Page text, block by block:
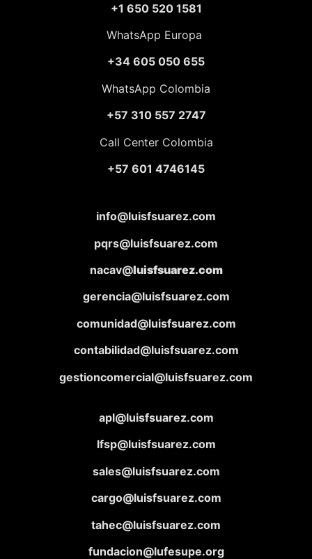
+1 650 520 1581
WhatsApp Europa
+34 605 050 655
WhatsApp Colombia
+57 310 557 2747
Call Center Colombia
+57 601 4746145
info@luisfsuarez.com
pqrs@luisfsuarez.com
nacav@luisfsuarez.com
gerencia@luisfsuarez.com
comunidad@luisfsuarez.com
contabilidad@luisfsuarez.com
gestioncomercial@luisfsuarez.com
apl@luisfsuarez.com
lfsp@luisfsuarez.com
sales@luisfsuarez.com
cargo@luisfsuarez.com
tahec@luisfsuarez.com
fundacion@lufesupe.org